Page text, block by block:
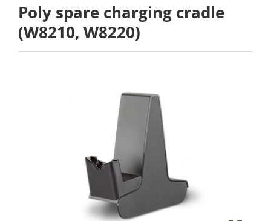
Poly spare charging cradle
(W8210, W8220)